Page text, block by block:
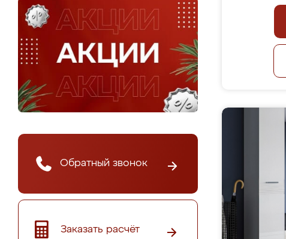
Обратный звонок
Заказать расчёт